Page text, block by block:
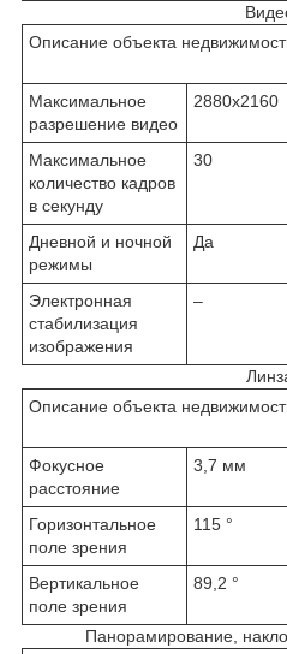
Описание объекта
Максимальное
разрешение видео
2880x2160
Максимальное
количество кадров
в секунду
30
Дневной и ночной
режимы
Да
Электронная
стабилизация
изображения
–
Описание объекта
Фокусное
расстояние
3,7 мм
Горизонтальное
поле зрения
115 °
Вертикальное
поле зрения
89,2 °
Панорамирование,